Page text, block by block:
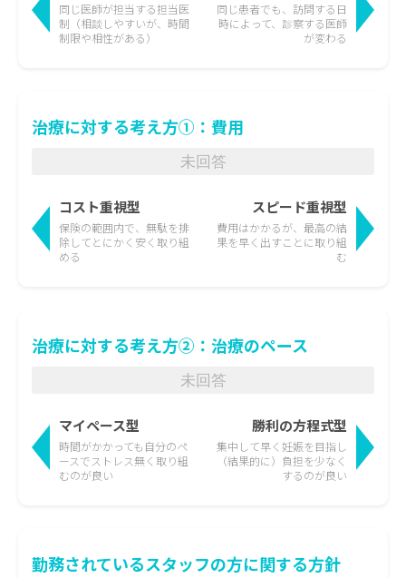
同じ医師が担当する担当医
制 （相談しやすいが、時間
制限や相性がある）
同じ患者でも、訪問する日
時によって、 診察する医師
が変わる
治療に対する考え方①：費用
未回答
コスト重視型
保険の範囲内で、無駄を排
除してとにかく安く取り組
める
費用はかかるが、最高の結
果を早く出すことに取り組
む
スピード重視型
治療に対する考え方②：治療のペース
未回答
マイペース型
時間がかかっても 自分のペ
ースでストレス無く取り組
むのが良い
集中して早く妊娠を目指し
（結果的に）負担を少なく
するのが良い
勝利の方程式型
勤務されているスタッフの方に関する方針